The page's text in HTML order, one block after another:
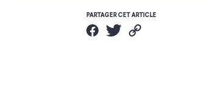
PARTAGER CET ARTICLE